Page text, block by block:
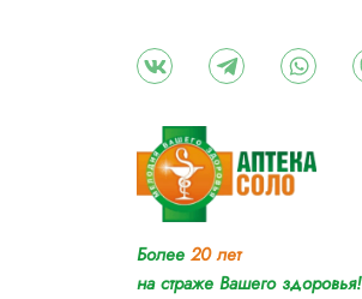
Более 20 лет
на страже Вашего здоровья!